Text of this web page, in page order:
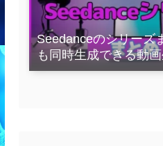
Seedanceのシリーズ
も同時生成できる動
容を解説